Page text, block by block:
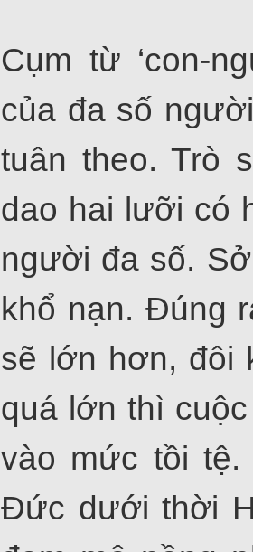
Cụm từ ‘con-
của đa số
tuân theo. Trò
dao hai lưỡi có
người đa số.
khổ nạn. Đúng
sẽ lớn hơn, đôi
quá lớn thì
vào mức tồi
Đức dưới thời